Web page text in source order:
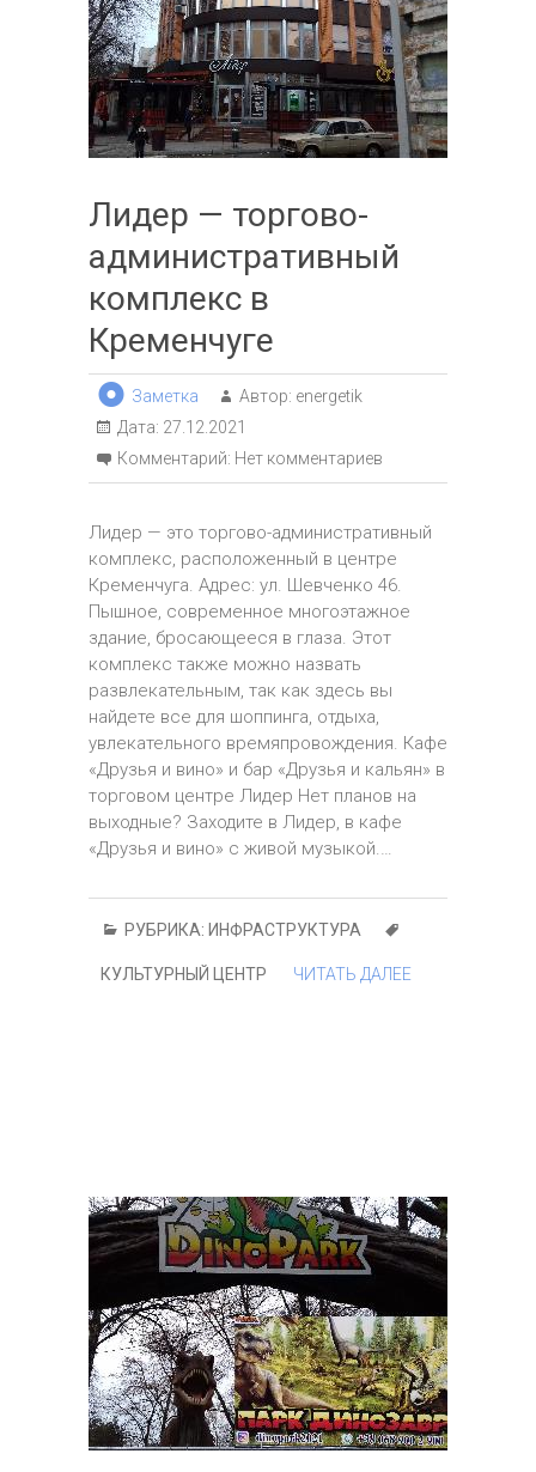
Лидер — торгово-
административный
комплекс в
Кременчуге
Заметка Автор: energetik
Дата: 27.12.2021
Комментарий: Нет комментариев
Лидер — это торгово-административный
комплекс, расположенный в центре
Кременчуга. Адрес: ул. Шевченко 46.
Пышное, современное многоэтажное
здание, бросающееся в глаза. Этот
комплекс также можно назвать
развлекательным, так как здесь вы
найдете все для шоппинга, отдыха,
увлекательного времяпровождения. Кафе
«Друзья и вино» и бар «Друзья и кальян» в
торговом центре Лидер Нет планов на
выходные? Заходите в Лидер, в кафе
«Друзья и вино» с живой музыкой.…
РУБРИКА: ИНФРАСТРУКТУРА
КУЛЬТУРНЫЙ ЦЕНТР ЧИТАТЬ ДАЛЕЕ